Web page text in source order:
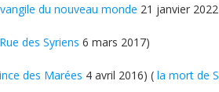
du nouveau monde 21 janvier
Rue des Syriens 6 mars 2017)
des Marées 4 avril 2016) ( la mort de